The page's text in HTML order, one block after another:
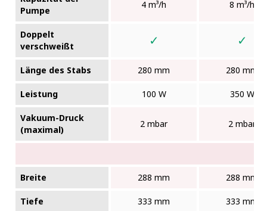
Pumpe
4 m³/h 8 m³/h
Doppelt
verschweißt
✓ ✓
Länge des Stabs 280 mm 280 mm
Leistung 100 W 350 W
Vakuum-Druck
(maximal)
2 mbar 2 mbar
Breite 288 mm 288 mm
Tiefe 333 mm 333 mm